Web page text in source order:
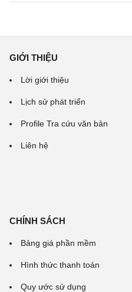
GIỚI THIỆU
Lời giới thiệu
Lịch sử phát triển
Profile Tra cứu văn bản
Liên hệ
CHÍNH SÁCH
Bảng giá phần mềm
Hình thức thanh toán
Quy ước sử dụng